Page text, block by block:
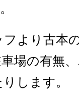
より古本
場の有無
します。